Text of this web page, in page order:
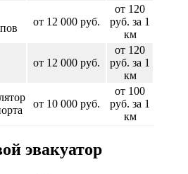
от 12 000 руб.
от 120
руб. за 1
км
от 12 000 руб.
от 120
руб. за 1
км
от 10 000 руб.
от 100
руб. за 1
км
эвакуатор